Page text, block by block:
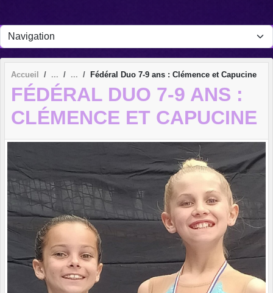
Accueil Fédéral Duo 7-9 ans : Clémence et Capucine
FÉDÉRAL DUO 7-9 ANS :
CLÉMENCE ET CAPUCINE